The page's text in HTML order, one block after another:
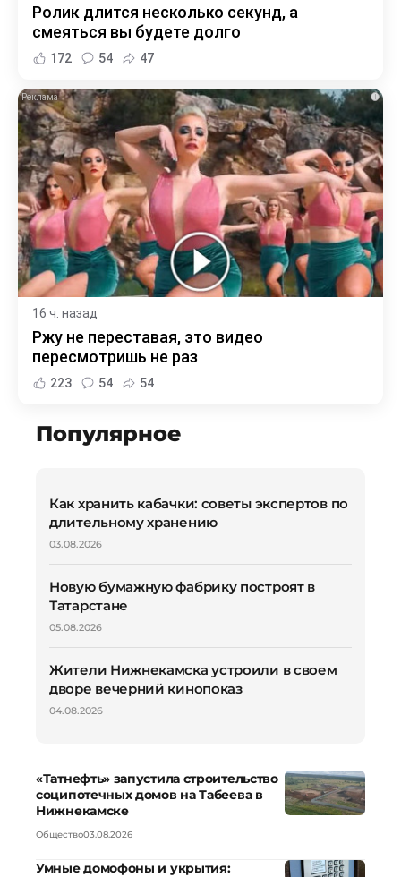
Ролик длится несколько секунд, а
смеяться вы будете долго
172 54 47
i
16 ч. назад
Ржу не переставая, это видео
пересмотришь не раз
223 54 54
Популярное
Как хранить кабачки: советы экспертов по
длительному хранению
03.08.2026
Новую бумажную фабрику построят в
Татарстане
05.08.2026
Жители Нижнекамска устроили в своем
дворе вечерний кинопоказ
04.08.2026
«Татнефть» запустила строительство
соципотечных домов на Табеева в
Нижнекамске
Общество03.08.2026
Умные домофоны и укрытия: